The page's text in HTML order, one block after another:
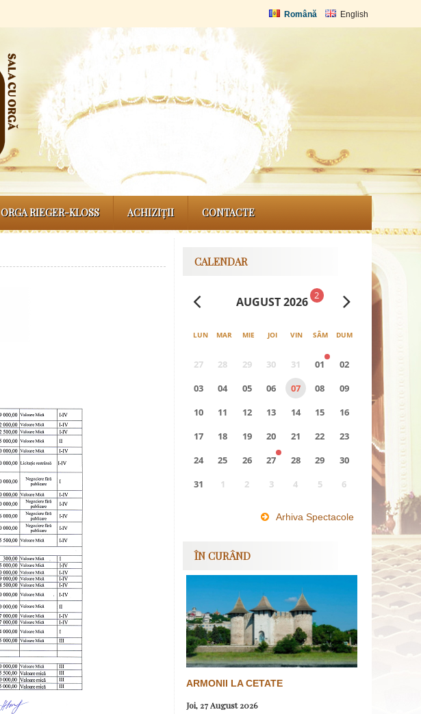
Română English
ORGA RIEGER-KLOSS ACHIZIȚII CONTACTE
CALENDAR
AUGUST 2026 2
LUN MAR MIE JOI VIN SÂM DUM
27 28 29 30 31 01
02
03
04 05 06 07 08
09
10
11 12 13 14 15
16
17
18 19 20 21 22
23
24
25 26 27 28 29
30
31
1 2 3 4 5 6
Arhiva Spectacole
ÎN CURÂND
ARMONII LA CETATE
Joi, 27 August 2026